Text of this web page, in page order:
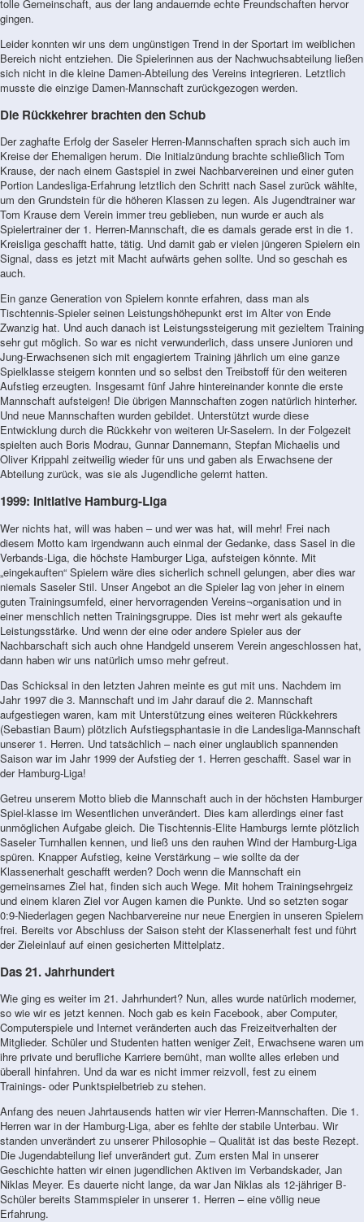
tolle Gemeinschaft, aus der lang andauernde echte Freundschaften hervor
gingen.
Leider konnten wir uns dem ungünstigen Trend in der Sportart im weiblichen
Bereich nicht entziehen. Die Spielerinnen aus der Nachwuchsabteilung ließen
sich nicht in die kleine Damen-Abteilung des Vereins integrieren. Letztlich
musste die einzige Damen-Mannschaft zurückgezogen werden.
Die Rückkehrer brachten den Schub
Der zaghafte Erfolg der Saseler Herren-Mannschaften sprach sich auch im
Kreise der Ehemaligen herum. Die Initialzündung brachte schließlich Tom
Krause, der nach einem Gastspiel in zwei Nachbarvereinen und einer guten
Portion Landesliga-Erfahrung letztlich den Schritt nach Sasel zurück wählte,
um den Grundstein für die höheren Klassen zu legen. Als Jugendtrainer war
Tom Krause dem Verein immer treu geblieben, nun wurde er auch als
Spielertrainer der 1. Herren-Mannschaft, die es damals gerade erst in die 1.
Kreisliga geschafft hatte, tätig. Und damit gab er vielen jüngeren Spielern ein
Signal, dass es jetzt mit Macht aufwärts gehen sollte. Und so geschah es
auch.
Ein ganze Generation von Spielern konnte erfahren, dass man als
Tischtennis-Spieler seinen Leistungshöhepunkt erst im Alter von Ende
Zwanzig hat. Und auch danach ist Leistungssteigerung mit gezieltem Training
sehr gut möglich. So war es nicht verwunderlich, dass unsere Junioren und
Jung-Erwachsenen sich mit engagiertem Training jährlich um eine ganze
Spielklasse steigern konnten und so selbst den Treibstoff für den weiteren
Aufstieg erzeugten. Insgesamt fünf Jahre hintereinander konnte die erste
Mannschaft aufsteigen! Die übrigen Mannschaften zogen natürlich hinterher.
Und neue Mannschaften wurden gebildet. Unterstützt wurde diese
Entwicklung durch die Rückkehr von weiteren Ur-Saselern. In der Folgezeit
spielten auch Boris Modrau, Gunnar Dannemann, Stepfan Michaelis und
Oliver Krippahl zeitweilig wieder für uns und gaben als Erwachsene der
Abteilung zurück, was sie als Jugendliche gelernt hatten.
1999: Initiative Hamburg-Liga
Wer nichts hat, will was haben – und wer was hat, will mehr! Frei nach
diesem Motto kam irgendwann auch einmal der Gedanke, dass Sasel in die
Verbands-Liga, die höchste Hamburger Liga, aufsteigen könnte. Mit
„eingekauften“ Spielern wäre dies sicherlich schnell gelungen, aber dies war
niemals Saseler Stil. Unser Angebot an die Spieler lag von jeher in einem
guten Trainingsumfeld, einer hervorragenden Vereins¬organisation und in
einer menschlich netten Trainingsgruppe. Dies ist mehr wert als gekaufte
Leistungsstärke. Und wenn der eine oder andere Spieler aus der
Nachbarschaft sich auch ohne Handgeld unserem Verein angeschlossen hat,
dann haben wir uns natürlich umso mehr gefreut.
Das Schicksal in den letzten Jahren meinte es gut mit uns. Nachdem im
Jahr 1997 die 3. Mannschaft und im Jahr darauf die 2. Mannschaft
aufgestiegen waren, kam mit Unterstützung eines weiteren Rückkehrers
(Sebastian Baum) plötzlich Aufstiegsphantasie in die Landesliga-Mannschaft
unserer 1. Herren. Und tatsächlich – nach einer unglaublich spannenden
Saison war im Jahr 1999 der Aufstieg der 1. Herren geschafft. Sasel war in
der Hamburg-Liga!
Getreu unserem Motto blieb die Mannschaft auch in der höchsten Hamburger
Spiel-klasse im Wesentlichen unverändert. Dies kam allerdings einer fast
unmöglichen Aufgabe gleich. Die Tischtennis-Elite Hamburgs lernte plötzlich
Saseler Turnhallen kennen, und ließ uns den rauhen Wind der Hamburg-Liga
spüren. Knapper Aufstieg, keine Verstärkung – wie sollte da der
Klassenerhalt geschafft werden? Doch wenn die Mannschaft ein
gemeinsames Ziel hat, finden sich auch Wege. Mit hohem Trainingsehrgeiz
und einem klaren Ziel vor Augen kamen die Punkte. Und so setzten sogar
0:9-Niederlagen gegen Nachbarvereine nur neue Energien in unseren Spielern
frei. Bereits vor Abschluss der Saison steht der Klassenerhalt fest und führt
der Zieleinlauf auf einen gesicherten Mittelplatz.
Das 21. Jahrhundert
Wie ging es weiter im 21. Jahrhundert? Nun, alles wurde natürlich moderner,
so wie wir es jetzt kennen. Noch gab es kein Facebook, aber Computer,
Computerspiele und Internet veränderten auch das Freizeitverhalten der
Mitglieder. Schüler und Studenten hatten weniger Zeit, Erwachsene waren um
ihre private und berufliche Karriere bemüht, man wollte alles erleben und
überall hinfahren. Und da war es nicht immer reizvoll, fest zu einem
Trainings- oder Punktspielbetrieb zu stehen.
Anfang des neuen Jahrtausends hatten wir vier Herren-Mannschaften. Die 1.
Herren war in der Hamburg-Liga, aber es fehlte der stabile Unterbau. Wir
standen unverändert zu unserer Philosophie – Qualität ist das beste Rezept.
Die Jugendabteilung lief unverändert gut. Zum ersten Mal in unserer
Geschichte hatten wir einen jugendlichen Aktiven im Verbandskader, Jan
Niklas Meyer. Es dauerte nicht lange, da war Jan Niklas als 12-jähriger B-
Schüler bereits Stammspieler in unserer 1. Herren – eine völlig neue
Erfahrung.